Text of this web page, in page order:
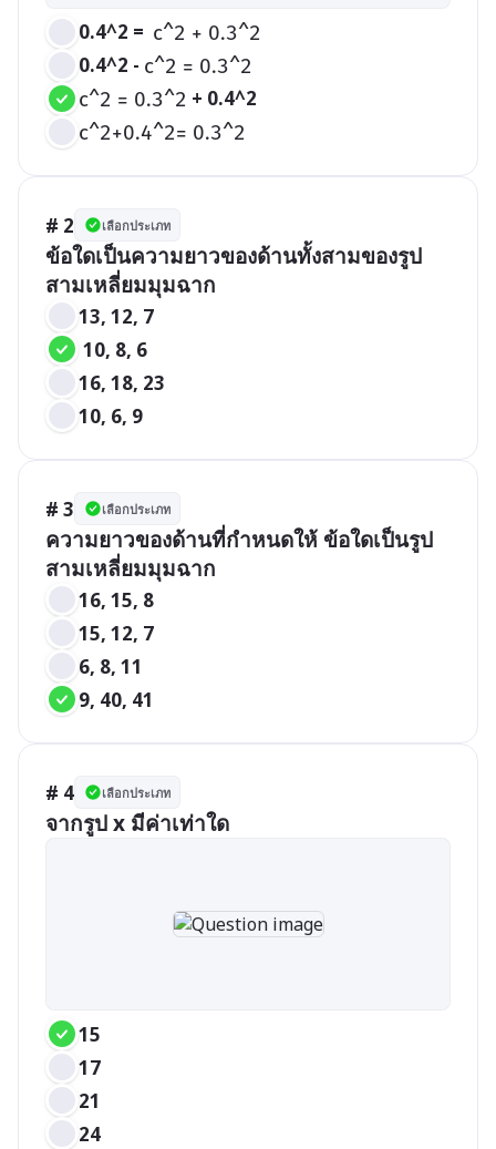
0.4^2 = c^2 + 0.3^2
0.4^2 - c^2 = 0.3^2
c^2 = 0.3^2 + 0.4^2
c^2+0.4^2= 0.3^2
# 2 เลือกประเภท
ข้อใดเป็นความยาวของด้านทั้งสามของรูป
สามเหลี่ยมมุมฉาก
13, 12, 7
10, 8, 6
16, 18, 23
10, 6, 9
# 3 เลือกประเภท
ความยาวของด้านที่กำหนดให้ ข้อใดเป็นรูป
สามเหลี่ยมมุมฉาก
16, 15, 8
15, 12, 7
6, 8, 11
9, 40, 41
# 4 เลือกประเภท
จากรูป x มีค่าเท่าใด
15
17
21
24